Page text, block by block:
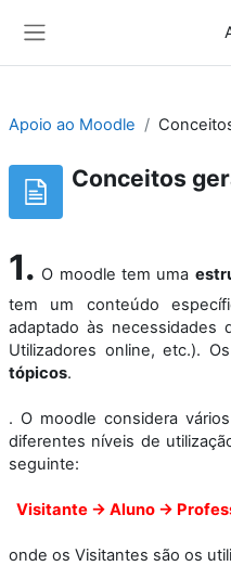
Apoio ao Moodle
Conceitos
1. O moodle tem uma
tem um conteúdo
adaptado às necessidades
Utilizadores online, etc.).
tópicos.
. O moodle considera
diferentes níveis de
seguinte:
Visitante -> Aluno ->
onde os Visitantes são os